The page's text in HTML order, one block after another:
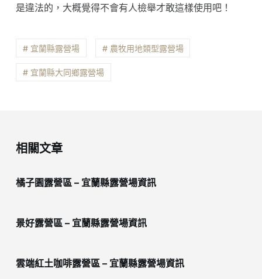
是違法的，大概覺得不會有人檢舉才敢這樣使用吧！
# 宜蘭縣露營場 # 農牧用地類型露營場
# 宜蘭縣大同鄉露營場
相關文章
橘子園露營區 – 宜蘭縣露營場資訊
景好露營區 – 宜蘭縣露營場資訊
雲端紅土咖啡露營區 – 宜蘭縣露營場資訊